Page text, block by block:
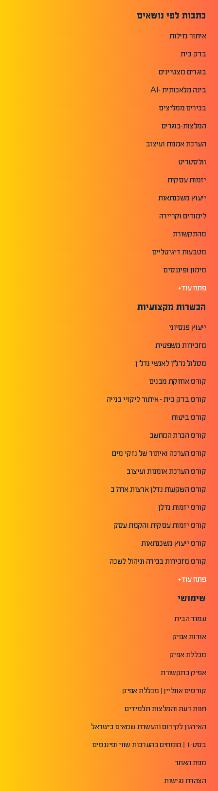
כתבות לפי נושאים
איתור נזילות
בדק בית
בוגרים מצטיינים
בינה מלאכותית -AI
בכירים ממליצים
המלצות-בוגרים
הערכת אמנות ועיצוב
וולסטריט
יזמות עסקית
ייעוץ משכנתאות
לימודים וקריירה
מהתקשורת
מטבעות דיגיטליים
מימון ופיננסים
פתח עוד+
הכשרות מקצועיות
ייעוץ פנסיוני
מזכירות משפטית
מסלול נדל"ן לאנשי נדל"ן
קורס אחזקת מבנים
קורס בדק בית - איתור ליקויי בנייה
קורס ביטוח
קורס הכרת המחשב
קורס הערכה ואיתור של נזקי מים
קורס הערכת אומנות ועיצוב
קורס השקעות נדלן ארצות ארה"ב
קורס יזמות נדלן
קורס יזמות עסקית והקמת עסק
קורס ייעוץ משכנתאות
קורס מזכירות בכירה וניהול לשכה
פתח עוד+
שימושי
עמוד הבית
אודות אפיק
מכללת אפיק
אפיק בתקשורת
קורסים אונליין | מכללת אפיק
חוות דעת והמלצות תלמידים
האירגון לקידום והעשרת שמאים בישראל
בסט-1 | מומחים בהערכות שווי ופיננסים
מפת האתר
הצהרת נגישות